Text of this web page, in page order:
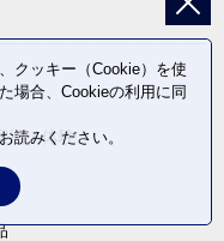
泊・体験
クッキー（Cookie）を使
場合、Cookieの利用に同
読みください。